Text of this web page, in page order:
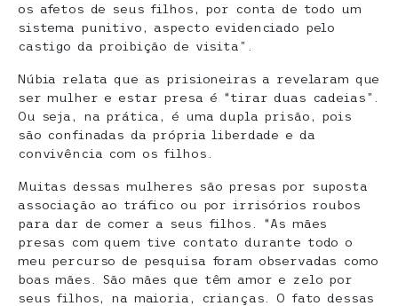
os afetos de seus filhos, por conta de todo um
sistema punitivo, aspecto evidenciado pelo
castigo da proibição de visita”.
Núbia relata que as prisioneiras a revelaram que
ser mulher e estar presa é “tirar duas cadeias”.
Ou seja, na prática, é uma dupla prisão, pois
são confinadas da própria liberdade e da
convivência com os filhos.
Muitas dessas mulheres são presas por suposta
associação ao tráfico ou por irrisórios roubos
para dar de comer a seus filhos. “As mães
presas com quem tive contato durante todo o
meu percurso de pesquisa foram observadas como
boas mães. São mães que têm amor e zelo por
seus filhos, na maioria, crianças. O fato dessas